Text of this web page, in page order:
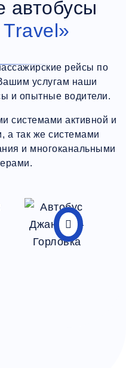
рейсы по
услугам наши
и опытные водители.
системами активной и
а так же системами
и многоканальными